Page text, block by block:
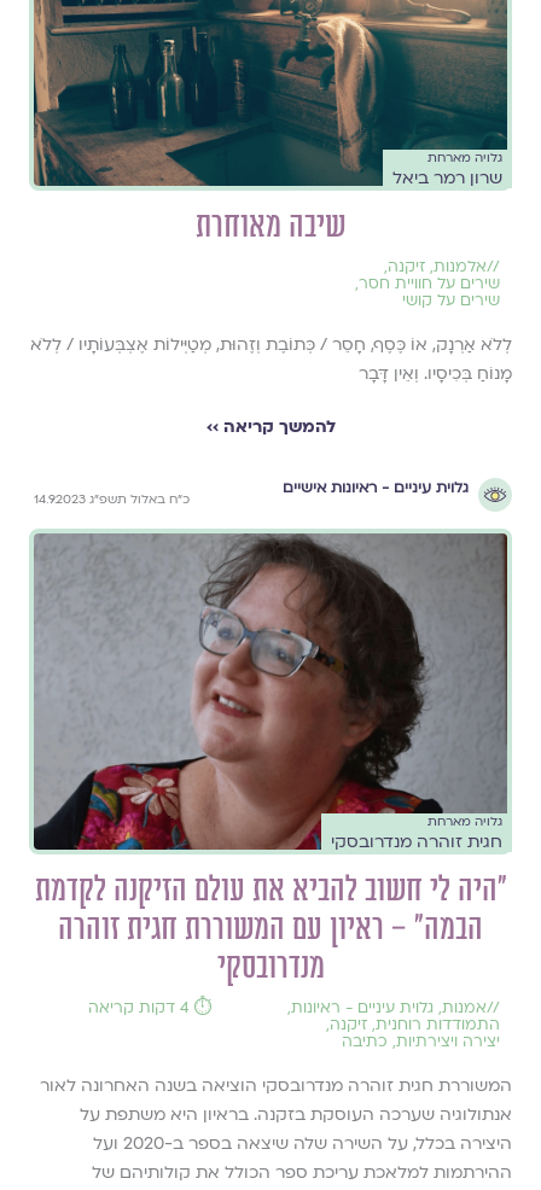
גלויה מארחת
שרון רמר ביאל
שיבה מאוחרת
//אלמנות, זיקנה,
שירים על חוויית חסר,
שירים על קושי
לְלֹא אַרְנָק, אוֹ כֶּסֶף, חָסֵר / כְּתוֹבֶת וְזֶהוּת, מְטַיְּילוֹת אֶצְבְּעוֹתָיו / לְלֹא
מָנוֹחַ בְּכִיסָיו. וְאֵין דָּבָר
להמשך קריאה ››
גלוית עיניים - ראיונות אישיים
כ״ח באלול תשפ״ג 14.9.2023
גלויה מארחת
חגית זוהרה מנדרובסקי
״היה לי חשוב להביא את עולם הזיקנה לקדמת
הבמה״ – ראיון עם המשוררת חגית זוהרה
מנדרובסקי
//אמנות, גלוית עיניים - ראיונות,
התמודדות רוחנית, זיקנה,
יצירה ויצירתיות, כתיבה
⏱️ 4 דקות קריאה
המשוררת חגית זוהרה מנדרובסקי הוציאה בשנה האחרונה לאור
אנתולוגיה שערכה העוסקת בזקנה. בראיון היא משתפת על
היצירה בכלל, על השירה שלה שיצאה בספר ב-2020 ועל
ההירתמות למלאכת עריכת ספר הכולל את קולותיהם של